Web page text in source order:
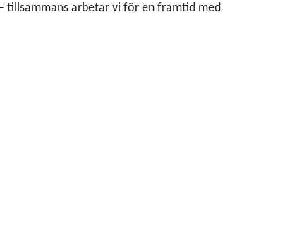
tillsammans arbetar vi för en framtid med